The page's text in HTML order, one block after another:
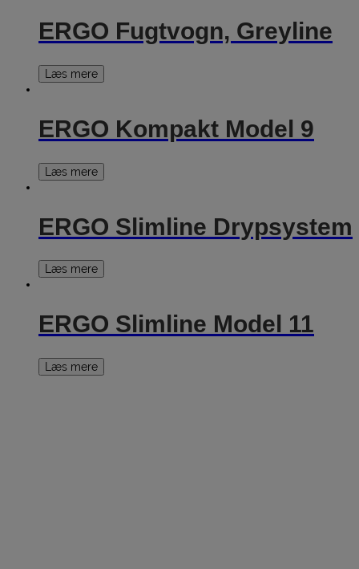
ERGO Fugtvogn, Greyline
Læs mere
ERGO Kompakt Model 9
Læs mere
ERGO Slimline Drypsystem
Læs mere
ERGO Slimline Model 11
Læs mere